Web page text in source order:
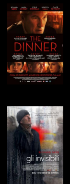
GUARDA IL TRAILER
VAI ALLA SCHEDA
GUARDA IL TRAILER
VAI ALLA SCHEDA